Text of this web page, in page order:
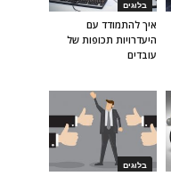
בלוגים
איך להתמודד עם
היעדרויות תכופות של
עובדים
בלוגים